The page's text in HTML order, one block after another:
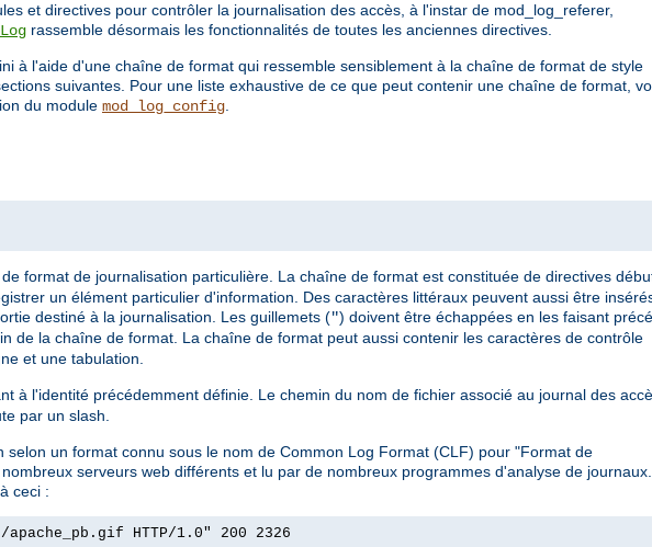
et directives pour contrôler la journalisation des accès, à l'instar de mod_log_referer,
rassemble désormais les fonctionnalités de toutes les anciennes directives.
à l'aide d'une chaîne de format qui ressemble sensiblement à la chaîne de format de style
suivantes. Pour une liste exhaustive de ce que peut contenir une chaîne de format,
du module mod_log_config.
format de journalisation particulière. La chaîne de format est constituée de directives
un élément particulier d'information. Des caractères littéraux peuvent aussi être
destiné à la journalisation. Les guillemets (") doivent être échappées en les faisant
de la chaîne de format. La chaîne de format peut aussi contenir les caractères de contrôle
et une tabulation.
à l'identité précédemment définie. Le chemin du nom de fichier associé au journal des
par un slash.
un format connu sous le nom de Common Log Format (CLF) pour "Format de
serveurs web différents et lu par de nombreux programmes d'analyse de
ceci :
HTTP/1.0" 200 2326